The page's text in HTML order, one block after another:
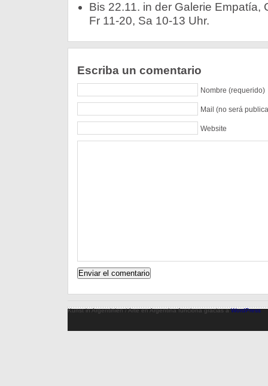
Bis 22.11. in der Galerie Empatía,
Fr 11-20, Sa 10-13 Uhr.
Escriba un comentario
Nombre (requerido)
Mail (no será
Website
Kunst in Argentinien / Arte en Argentina funciona gracias aWordPress